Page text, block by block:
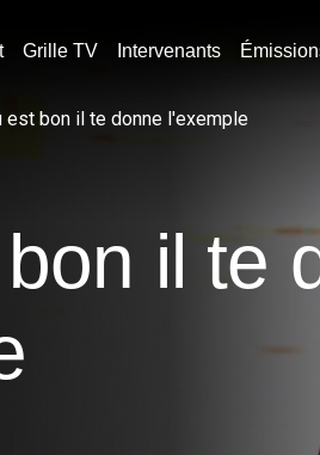
Grille TV Intervenants
est bon il te donne l'exemple
il te